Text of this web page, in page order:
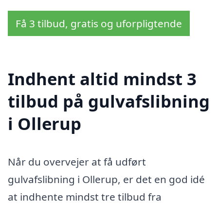
Få 3 tilbud, gratis og uforpligtende
Indhent altid mindst 3
tilbud på gulvafslibning
i Ollerup
Når du overvejer at få udført
gulvafslibning i Ollerup, er det en god idé
at indhente mindst tre tilbud fra